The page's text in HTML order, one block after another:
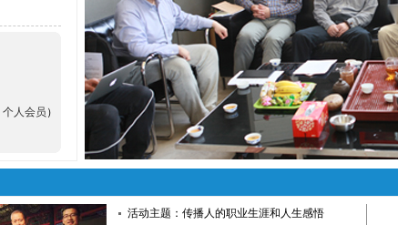
个人会员 ）
活动主题：传播人的职业生涯和人生感悟